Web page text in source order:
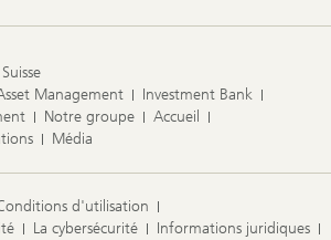
Suisse
Management
Investment Bank
Notre groupe
Accueil
Média
d'utilisation
La cybersécurité Informations juridiques